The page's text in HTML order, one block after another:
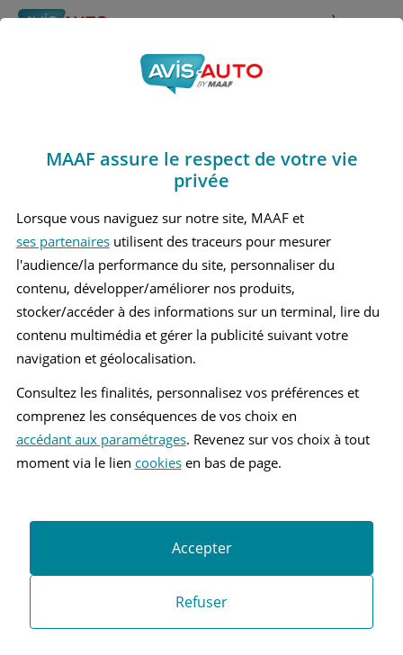
Rechercher À propos
Obtenir un devis d'assurance auto MAAF
Avis Hyundai I20 2
Berline (2014 - 2020)
Recherche d'un véhicule
Comparer deux véhicules
Recherche
Recherche avancée
MAAF assure le respect de votre vie
privée
Lorsque vous naviguez sur notre site, MAAF et
ses partenairesutilisent des traceurs pour mesurer
l'audience/la performance du site, personnaliser du
contenu, développer/améliorer nos produits,
stocker/accéder à des informations sur un terminal, lire du
contenu multimédia et gérer la publicité suivant votre
navigation et géolocalisation.
Consultez les finalités, personnalisez vos préférences et
comprenez les conséquences de vos choix en
accédant aux paramétrages. Revenez sur vos choix à tout
moment via le lien cookiesen bas de page.
Refuser
Accepter